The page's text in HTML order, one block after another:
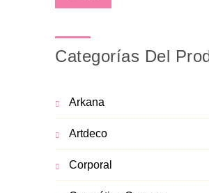
Categorías Del
Arkana
Artdeco
Corporal